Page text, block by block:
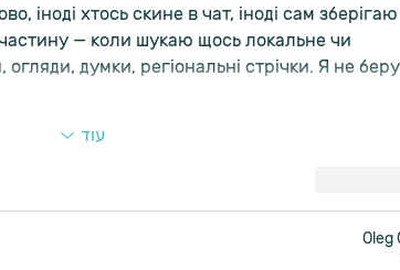
іноді хтось скине в чат, іноді сам
— коли шукаю щось локальне чи
думки, регіональні стрічки. Я не
עוד
Oleg